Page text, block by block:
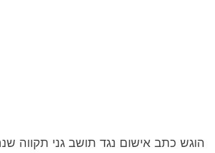
הוגש כתב אישום נגד תושב גני תקווה